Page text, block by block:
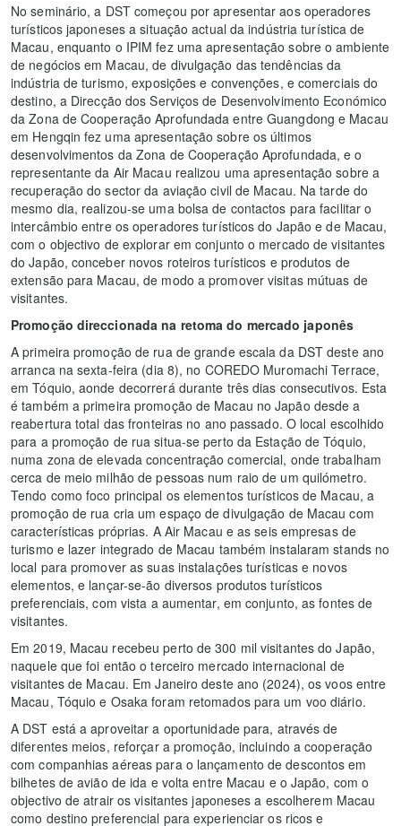
No seminário, a DST começou por apresentar aos operadores
turísticos japoneses a situação actual da indústria turística de
Macau, enquanto o IPIM fez uma apresentação sobre o ambiente
de negócios em Macau, de divulgação das tendências da
indústria de turismo, exposições e convenções, e comerciais do
destino, a Direcção dos Serviços de Desenvolvimento Económico
da Zona de Cooperação Aprofundada entre Guangdong e Macau
em Hengqin fez uma apresentação sobre os últimos
desenvolvimentos da Zona de Cooperação Aprofundada, e o
representante da Air Macau realizou uma apresentação sobre a
recuperação do sector da aviação civil de Macau. Na tarde do
mesmo dia, realizou-se uma bolsa de contactos para facilitar o
intercâmbio entre os operadores turísticos do Japão e de Macau,
com o objectivo de explorar em conjunto o mercado de visitantes
do Japão, conceber novos roteiros turísticos e produtos de
extensão para Macau, de modo a promover visitas mútuas de
visitantes.
Promoção direccionada na retoma do mercado japonês
A primeira promoção de rua de grande escala da DST deste ano
arranca na sexta-feira (dia 8), no COREDO Muromachi Terrace,
em Tóquio, aonde decorrerá durante três dias consecutivos. Esta
é também a primeira promoção de Macau no Japão desde a
reabertura total das fronteiras no ano passado. O local escolhido
para a promoção de rua situa-se perto da Estação de Tóquio,
numa zona de elevada concentração comercial, onde trabalham
cerca de meio milhão de pessoas num raio de um quilómetro.
Tendo como foco principal os elementos turísticos de Macau, a
promoção de rua cria um espaço de divulgação de Macau com
características próprias. A Air Macau e as seis empresas de
turismo e lazer integrado de Macau também instalaram stands no
local para promover as suas instalações turísticas e novos
elementos, e lançar-se-ão diversos produtos turísticos
preferenciais, com vista a aumentar, em conjunto, as fontes de
visitantes.
Em 2019, Macau recebeu perto de 300 mil visitantes do Japão,
naquele que foi então o terceiro mercado internacional de
visitantes de Macau. Em Janeiro deste ano (2024), os voos entre
Macau, Tóquio e Osaka foram retomados para um voo diário.
A DST está a aproveitar a oportunidade para, através de
diferentes meios, reforçar a promoção, incluindo a cooperação
com companhias aéreas para o lançamento de descontos em
bilhetes de avião de ida e volta entre Macau e o Japão, com o
objectivo de atrair os visitantes japoneses a escolherem Macau
como destino preferencial para experienciar os ricos e